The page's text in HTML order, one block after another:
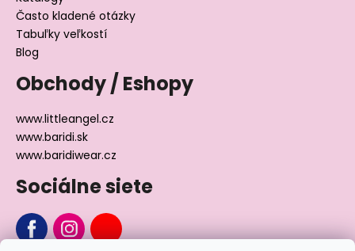
Často kladené otázky
Tabuľky veľkostí
Blog
Obchody / Eshopy
www.littleangel.cz
www.baridi.sk
www.baridiwear.cz
Sociálne siete